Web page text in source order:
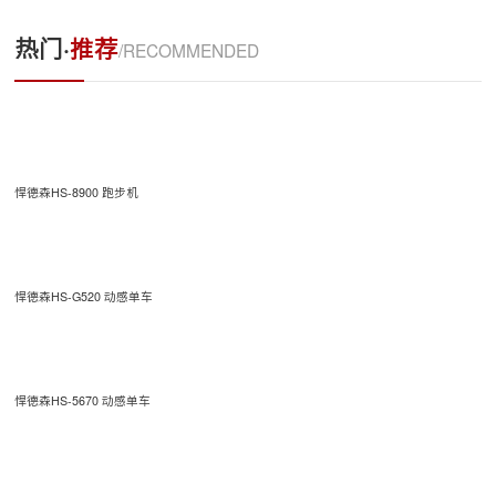
热门·推荐/RECOMMENDED
悍德森HS-8900 跑步机
悍德森HS-G520 动感单车
悍德森HS-5670 动感单车